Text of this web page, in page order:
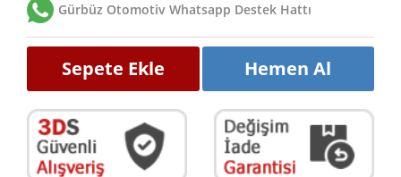
Gürbüz Otomotiv Whatsapp Destek Hattı
Sepete Ekle Hemen Al